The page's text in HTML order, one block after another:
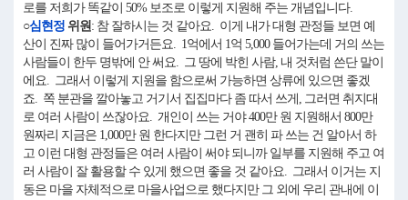
로를 저희가 똑같이 50% 보조로 이렇게 지원해 주는 개념입니다.
○심현정 위원: 참 잘하시는 것 같아요. 이게 내가 대형 관정들 보면 예
산이 진짜 많이 들어가거든요. 1억에서 1억 5,000 들어가는데 거의 쓰는
사람들이 한두 명밖에 안 써요. 그 땅에 박힌 사람, 내 것처럼 쓴단 말이
에요. 그래서 이렇게 지원을 함으로써 가능하면 상류에 있으면 좋겠
죠. 쪽 분관을 깔아놓고 거기서 집집마다 좀 따서 쓰게, 그러면 취지대
로 여러 사람이 쓰잖아요. 개인이 쓰는 거야 400만 원 지원해서 800만
원짜리 지금은 1,000만 원 한다지만 그런 거 괜히 파 쓰는 건 알아서 하
고 이런 대형 관정들은 여러 사람이 써야 되니까 일부를 지원해 주고 여
러 사람이 잘 활용할 수 있게 했으면 좋을 것 같아요. 그래서 이거는 지
동은 마을 자체적으로 마을사업으로 했다지만 그 외에 우리 관내에 이